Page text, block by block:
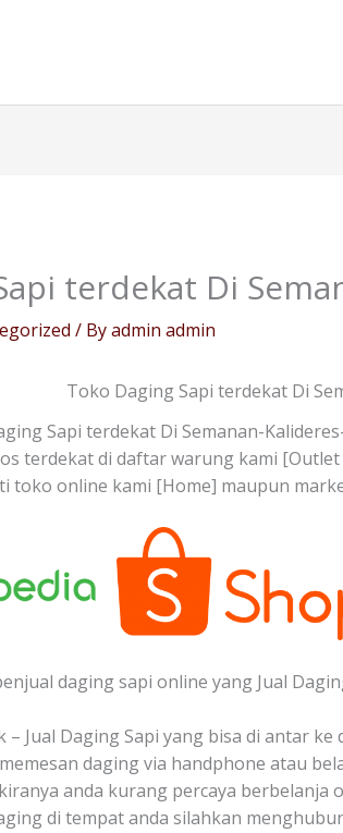
terdekat Di
/ Byadmin admin
Toko Daging Sapi terdekat Di
Sapi terdekat Di Semanan-
terdekat di daftar warung kami
toko online kami [Home] maupun
daging sapi online yang Jual
Jual Daging Sapi yang bisa di antar
daging via handphone atau
anda kurang percaya
di tempat anda silahkan